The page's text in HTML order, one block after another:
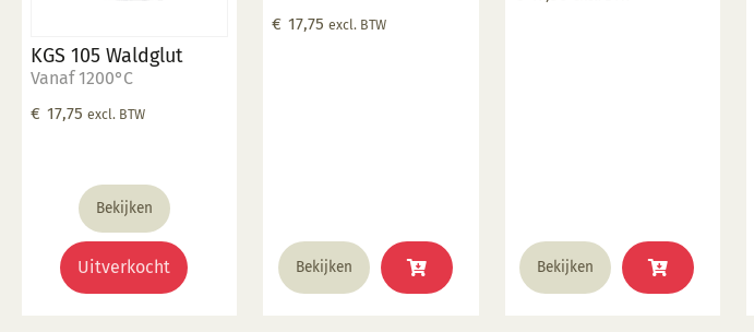
KGS 105 Waldglut
Vanaf 1200°C
€ 17,75 excl. BTW
Bekijken
Uitverkocht
€ 17,75 excl. BTW
Bekijken Bekijken